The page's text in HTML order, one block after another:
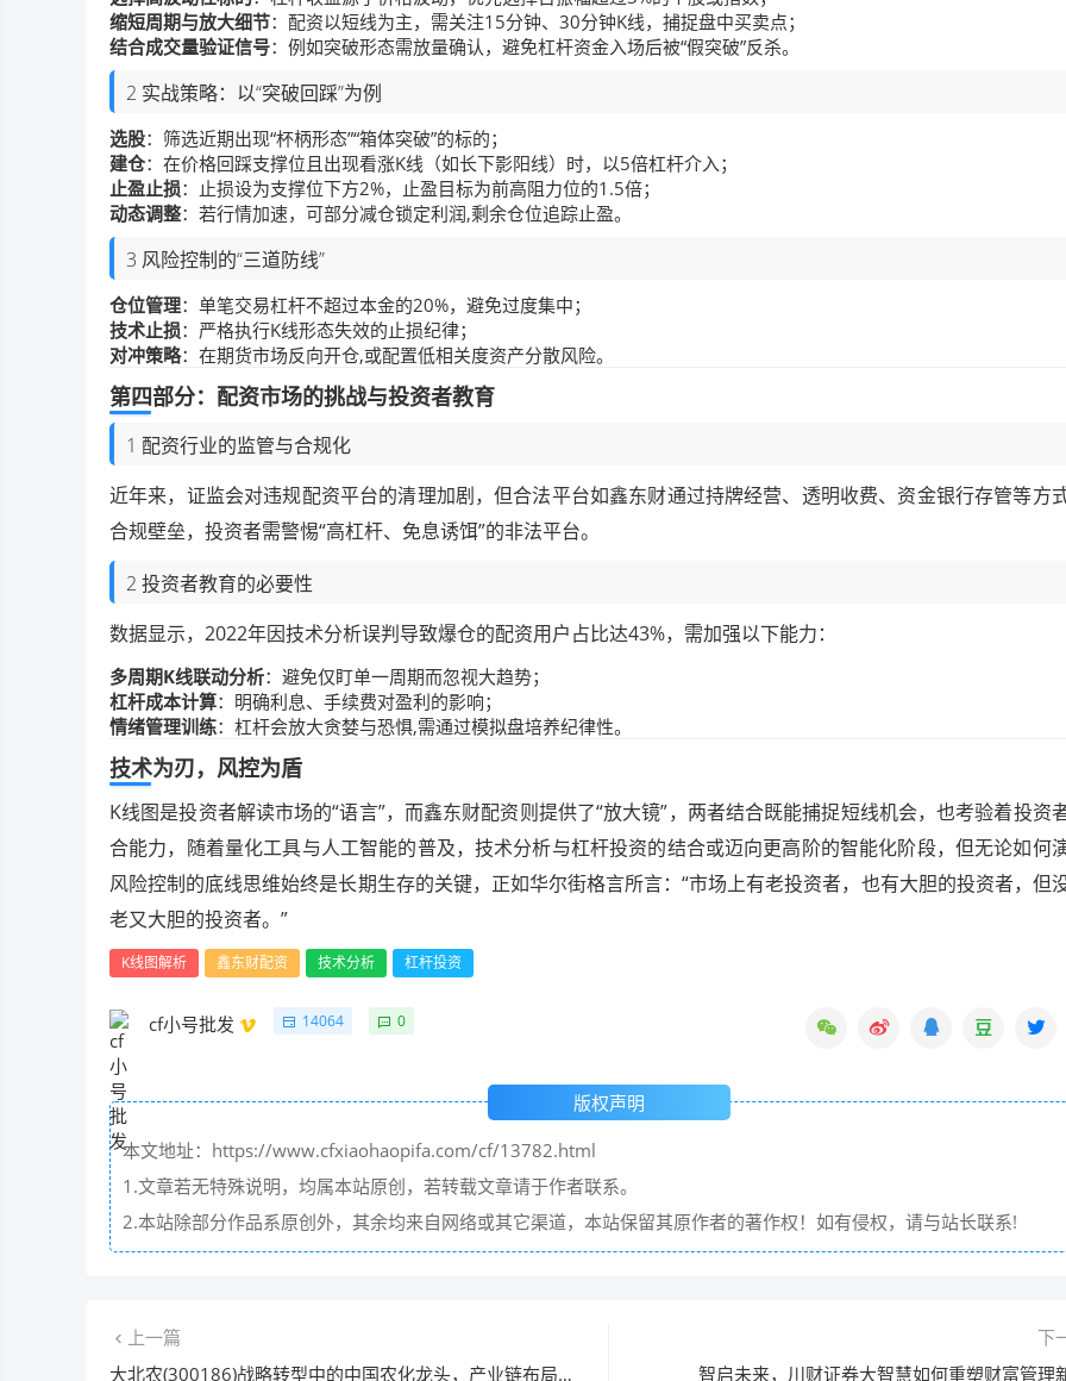
缩短周期与放大细节：配资以短线为主，需关注15分钟、30分钟K线，捕捉盘中买卖点；
结合成交量验证信号：例如突破形态需放量确认，避免杠杆资金入场后被“假突破”反杀。
2 实战策略：以“突破回踩”为例
选股：筛选近期出现“杯柄形态”“箱体突破”的标的；
建仓：在价格回踩支撑位且出现看涨K线（如长下影阳线）时，以5倍杠杆介入；
止盈止损：止损设为支撑位下方2%，止盈目标为前高阻力位的1.5倍；
动态调整：若行情加速，可部分减仓锁定利润,剩余仓位追踪止盈。
3 风险控制的“三道防线”
仓位管理：单笔交易杠杆不超过本金的20%，避免过度集中；
技术止损：严格执行K线形态失效的止损纪律；
对冲策略：在期货市场反向开仓,或配置低相关度资产分散风险。
第四部分：配资市场的挑战与投资者教育
1 配资行业的监管与合规化
近年来，证监会对违规配资平台的清理加剧，但合法平台如鑫东财通过持牌经营、透明收费、资金银行存管等方
合规壁垒，投资者需警惕“高杠杆、免息诱饵”的非法平台。
2 投资者教育的必要性
数据显示，2022年因技术分析误判导致爆仓的配资用户占比达43%，需加强以下能力：
多周期K线联动分析：避免仅盯单一周期而忽视大趋势；
杠杆成本计算：明确利息、手续费对盈利的影响；
情绪管理训练：杠杆会放大贪婪与恐惧,需通过模拟盘培养纪律性。
技术为刃，风控为盾
K线图是投资者解读市场的“语言”，而鑫东财配资则提供了“放大镜”，两者结合既能捕捉短线机会，也考验着投资
合能力，随着量化工具与人工智能的普及，技术分析与杠杆投资的结合或迈向更高阶的智能化阶段，但无论如何
风险控制的底线思维始终是长期生存的关键，正如华尔街格言所言：“市场上有老投资者，也有大胆的投资者，但
老又大胆的投资者。”
K线图解析 鑫东财配资 技术分析 杠杆投资
cf小号批发 14064 0
版权声明
本文地址：https://www.cfxiaohaopifa.com/cf/13782.html
1.文章若无特殊说明，均属本站原创，若转载文章请于作者联系。
2.本站除部分作品系原创外，其余均来自网络或其它渠道，本站保留其原作者的著作权！如有侵权，请与站长联系!
上一篇
大北农(300186)战略转型中的中国农化龙头，产业链布局揭示增长密码
下
智启未来，川财证券大智慧如何重塑财富管理